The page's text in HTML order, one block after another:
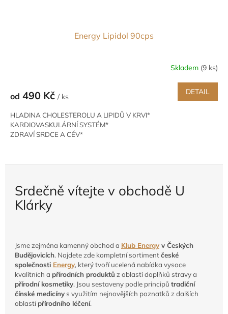
Energy Lipidol 90cps
Skladem (9 ks)
od 490 Kč / ks
DETAIL
HLADINA CHOLESTEROLU A LIPIDŮ V KRVI*
KARDIOVASKULÁRNÍ SYSTÉM*
ZDRAVÍ SRDCE A CÉV*
Srdečně vítejte v obchodě U
Klárky
Jsme zejména kamenný obchod a Klub Energy v Českých
Budějovicích. Najdete zde kompletní sortimentčeské
společnosti Energy, který tvoří ucelená nabídka vysoce
kvalitních a přírodních produktů z oblasti doplňků stravy a
přírodní kosmetiky. Jsou sestaveny podle principů tradiční
čínské medicíny s využitím nejnovějších poznatků z dalších
oblastípřírodního léčení.